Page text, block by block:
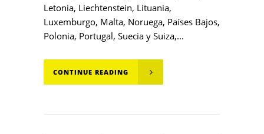
Letonia, Liechtenstein, Lituania,
Luxemburgo, Malta, Noruega, Países Bajos,
Polonia, Portugal, Suecia y Suiza,...
CONTINUE READING